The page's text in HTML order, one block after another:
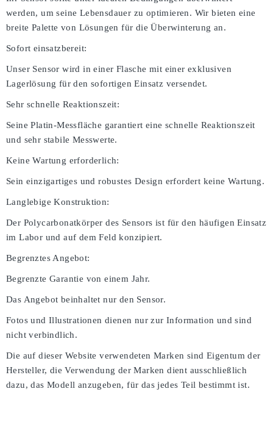
werden, um seine Lebensdauer zu optimieren. Wir bieten eine
breite Palette von Lösungen für die Überwinterung an.
Sofort einsatzbereit:
Unser Sensor wird in einer Flasche mit einer exklusiven
Lagerlösung für den sofortigen Einsatz versendet.
Sehr schnelle Reaktionszeit:
Seine Platin-Messfläche garantiert eine schnelle Reaktionszeit
und sehr stabile Messwerte.
Keine Wartung erforderlich:
Sein einzigartiges und robustes Design erfordert keine Wartung.
Langlebige Konstruktion:
Der Polycarbonatkörper des Sensors ist für den häufigen Einsatz
im Labor und auf dem Feld konzipiert.
Begrenztes Angebot:
Begrenzte Garantie von einem Jahr.
Das Angebot beinhaltet nur den Sensor.
Fotos und Illustrationen dienen nur zur Information und sind
nicht verbindlich.
Die auf dieser Website verwendeten Marken sind Eigentum der
Hersteller, die Verwendung der Marken dient ausschließlich
dazu, das Modell anzugeben, für das jedes Teil bestimmt ist.